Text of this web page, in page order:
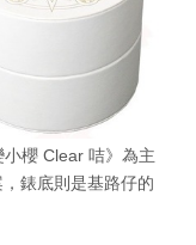
櫻 Clear 咭》為主
錶底則是基路仔的